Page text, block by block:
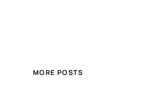
MORE POSTS